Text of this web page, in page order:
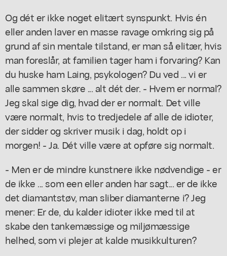
Og dét er ikke noget elitært synspunkt. Hvis én
eller anden laver en masse ravage omkring sig på
grund af sin mentale tilstand, er man så elitær, hvis
man foreslår, at familien tager ham i forvaring? Kan
du huske ham Laing, psykologen? Du ved ... vi er
alle sammen skøre ... alt dét der. - Hvem er normal?
Jeg skal sige dig, hvad der er normalt. Det ville
være normalt, hvis to tredjedele af alle de idioter,
der sidder og skriver musik i dag, holdt op i
morgen! - Ja. Dét ville være at opføre sig normalt.
- Men er de mindre kunstnere ikke nødvendige - er
de ikke ... som een eller anden har sagt... er de ikke
det diamantstøv, man sliber diamanterne i? Jeg
mener: Er de, du kalder idioter ikke med til at
skabe den tankemæssige og miljømæssige
helhed, som vi plejer at kalde musikkulturen?